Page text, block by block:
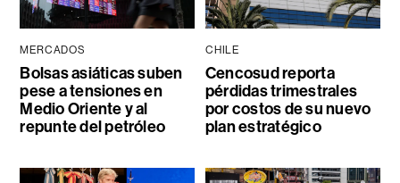
MERCADOS
Bolsas asiáticas suben
pese a tensiones en
Medio Oriente y al
repunte del petróleo
CHILE
Cencosud reporta
pérdidas trimestrales
por costos de su nuevo
plan estratégico